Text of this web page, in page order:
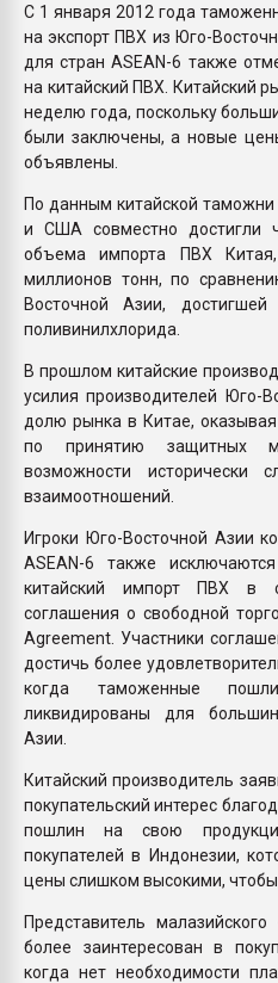
С 1 января 2012 года
на экспорт ПВХ из Юго-
для стран ASEAN-6 также
на китайский ПВХ. Китайский
неделю года, поскольку
были заключены, а новые
объявлены.
По данным китайской таможни
и США совместно достигли
объема импорта ПВХ
миллионов тонн, по
Восточной Азии,
поливинилхлорида.
В прошлом китайские
усилия производителей Юго-
долю рынка в Китае,
по принятию защитных
возможности исторически
взаимоотношений.
Игроки Юго-Восточной Азии
ASEAN-6 также
китайский импорт ПВХ в
соглашения о свободной
Agreement. Участники
достичь более
когда таможенные
ликвидированы для
Азии.
Китайский производитель
покупательский интерес
пошлин на свою
покупателей в Индонезии,
цены слишком высокими,
Представитель
более заинтересован в
когда нет необходимости